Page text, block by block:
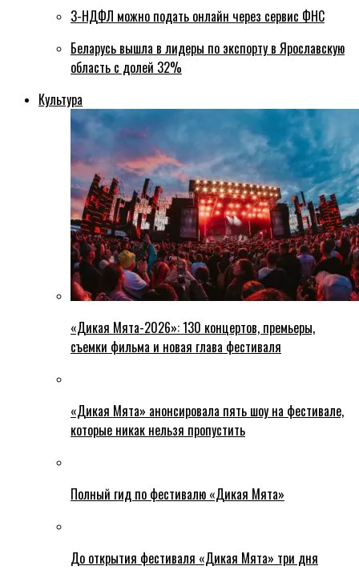
3-НДФЛ можно подать онлайн через сервис ФНС
Беларусь вышла в лидеры по экспорту в Ярославскую
область с долей 32%
Культура
«Дикая Мята-2026»: 130 концертов, премьеры,
съемки фильма и новая глава фестиваля
«Дикая Мята» анонсировала пять шоу на фестивале,
которые никак нельзя пропустить
Полный гид по фестивалю «Дикая Мята»
До открытия фестиваля «Дикая Мята» три дня